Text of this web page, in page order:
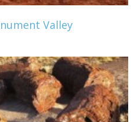
Valley